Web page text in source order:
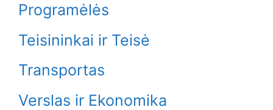
Programėlės
Teisininkai ir Teisė
Transportas
Verslas ir Ekonomika